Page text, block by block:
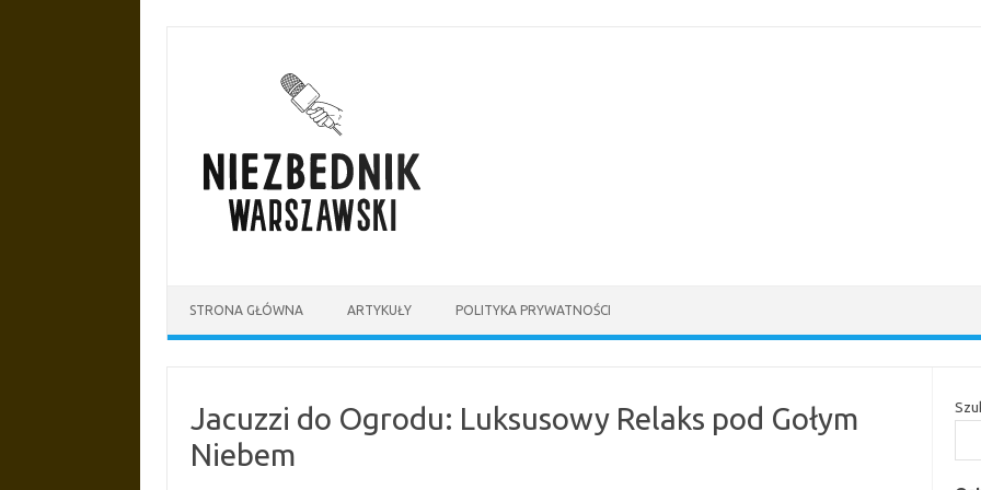
STRONA GŁÓWNA ARTYKUŁY POLITYKA PRYWATNOŚCI
Jacuzzi do Ogrodu: Luksusowy Relaks pod Gołym
Niebem